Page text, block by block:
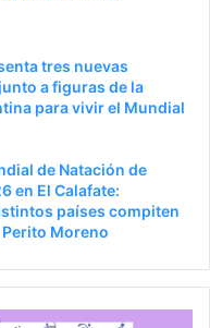
tres nuevas
a figuras de la
para vivir el Mundial
de Natación de
en El Calafate:
países compiten
Moreno